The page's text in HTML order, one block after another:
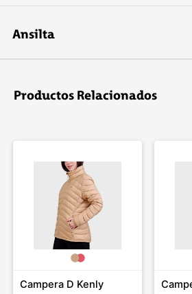
Ansilta
Comenzamos en 1980 en San Juan,
actividad, confeccionando
diseño necesaria para el desarrollo y
indumentaria técnica específica para
y ambientes extremos.
Productos Relacionados
Campera D Kenly